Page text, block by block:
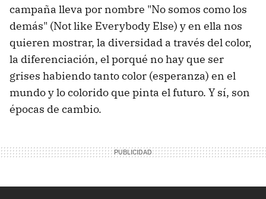
campaña lleva por nombre "No somos como los
demás" (Not like Everybody Else) y en ella nos
quieren mostrar, la diversidad a través del color,
la diferenciación, el porqué no hay que ser
grises habiendo tanto color (esperanza) en el
mundo y lo colorido que pinta el futuro. Y sí, son
épocas de cambio.